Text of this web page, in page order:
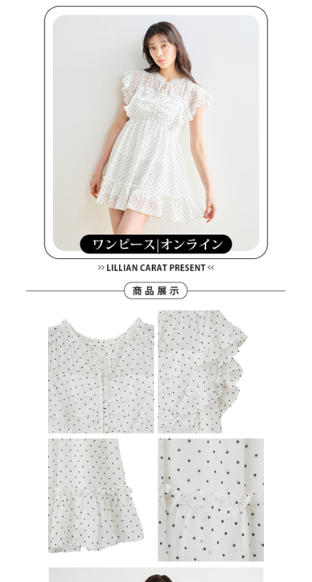
1.本服務係由「台灣大哥大股份有限公司」（以下簡稱本公司）所提供，讓
用戶於交易時，得透過本服務購買商品或服務，並由商店將買賣／分期付款
買賣價金債權讓與本公司後，依約使用本公司帳單繳交帳款。
2.基於同意付款使用「大哥付你分期」之契約關係目的，商店將以您的個人
資料（包含姓名、電話或地址）提供予台灣大哥大進項蒐集、處理及利用，
由本公司與您本人進行分期帳單所需資料之確認、核對及更正。
3.完整用戶服務條款，請詳閱以下連結：https://oppay.tw/userRule
※ 請注意：結帳手續完成當下不需立刻繳費，但若您需要取消訂單，請聯絡
購買商品的店家。未經商家同意取消之訂單仍視為有效，需透過AFTEE先享
※ 交易是否成功請以「AFTEE先享後付 」之結帳頁面顯示為準，若有關於
是否繳費成功／繳費後需取消欲退款等相關疑問，請聯繫「AFTEE先享後付
https://netprotections.freshdesk.com/support/home
１．透過由恩沛科技股份有限公司提供之「AFTEE先享後付」服務完成之交
易，需依本服務之必要範圍內提供個人資料，並將交易相關給付款項請求債
權轉讓予恩沛科技股份有限公司。
２．關於個人資料處理事宜，請瀏覽以下網址：
https://aftee.tw/terms/#terms3
３．未成年的使用者請事先徵得法定代理人或監護人之同意方可使用
「AFTEE先享後付」，若未經同意申辦者引起之損失，本公司不負相關責
４．使用「AFTEE先享後付」時，將依據個別帳號之用戶狀況，依本公司即
時審查核予不同之上限額度；若仍有額度不足之情形，本公司將視審查結果
請求用戶進行身份認證。
５．嚴禁一人註冊多個帳號或使用他人資訊註冊。若發現惡意使用之情形，
恩沛科技股份有限公司將有權停止該用戶之使用額度並採取法律行動。
萊爾富取貨付款